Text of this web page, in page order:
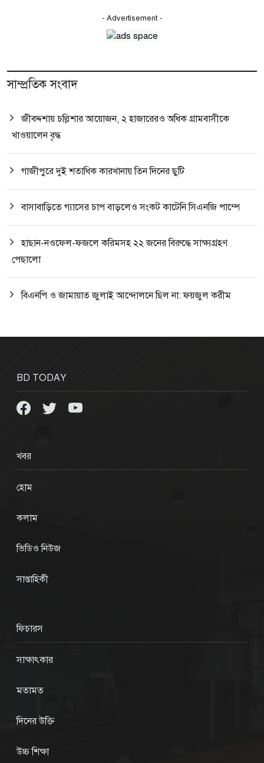
- Advertisement -
সাম্প্রতিক সংবাদ
জীবদ্দশায় চল্লিশার আয়োজন, ২ হাজারেরও অধিক গ্রামবাসীকে
খাওয়ালেন বৃদ্ধ
গাজীপুরে দুই শতাধিক কারখানায় তিন দিনের ছুটি
বাসাবাড়িতে গ্যাসের চাপ বাড়লেও সংকট কাটেনি সিএনজি পাম্পে
হাছান-নওফেল-ফজলে করিমসহ ২২ জনের বিরুদ্ধে সাক্ষ্যগ্রহণ
পেছালো
বিএনপি ও জামায়াত জুলাই আন্দোলনে ছিল না: ফয়জুল করীম
BD TODAY
খবর
হোম
কলাম
ভিডিও নিউজ
সাপ্তাহিকী
ফিচারস
সাক্ষাৎকার
মতামত
দিনের উক্তি
উচ্চ শিক্ষা